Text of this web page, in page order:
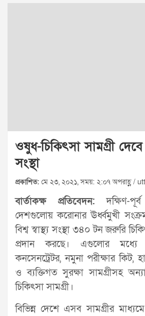
ওষুধ-চিকিৎসা সামগ্রী দেবে
সংস্থা
প্রকাশিত: মে ২৩, ২০২১, সময়: ২:০৭ অপরাহ্ণ /
বার্তাকক্ষ প্রতিবেদন:দক্ষিণ-
দেশগুলোয় করোনার ঊর্ধ্বমুখী
বিশ্ব স্বাস্থ্য সংস্থা ৩৪০ টন জরুরি
প্রদান করছে। এগুলোর মধ্যে
কনসেনট্রেটর, নমুনা পরীক্ষার কিট,
ও ব্যক্তিগত সুরক্ষা সামগ্রীসহ
চিকিৎসা সামগ্রী।
বিভিন্ন দেশে এসব সামগ্রীর